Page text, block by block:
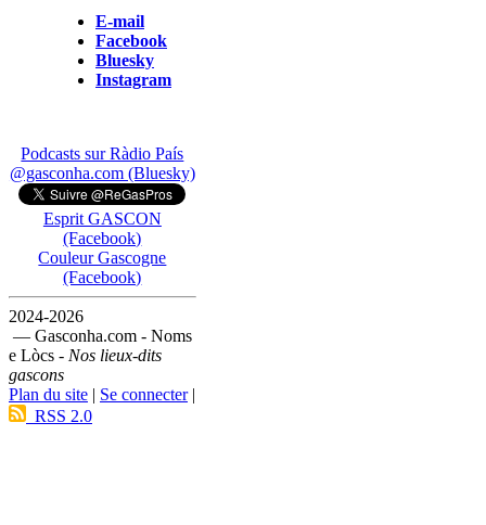
E-mail
Facebook
Bluesky
Instagram
Podcasts sur Ràdio País
@gasconha.com (Bluesky)
Esprit GASCON
(Facebook)
Couleur Gascogne
(Facebook)
2024-2026
— Gasconha.com - Noms
e Lòcs - Nos lieux-dits
gascons
Plan du site | Se connecter|
RSS 2.0